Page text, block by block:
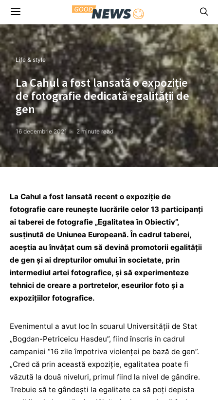
Life & style
La Cahul a fost lansată o expoziţie
de fotografie dedicată egalităţii de
gen
16 decembrie 2021 2 minute read
La Cahul a fost lansată recent o expoziție de
fotografie care reunește lucrările celor 13 participanți
ai taberei de fotografie „Egalitatea în Obiectiv”,
susţinută de Uniunea Europeană. În cadrul taberei,
aceştia au învățat cum să devină promotorii egalității
de gen și ai drepturilor omului în societate, prin
intermediul artei fotografice, și să experimenteze
tehnici de creare a portretelor, eseurilor foto și a
expozițiilor fotografice.
Evenimentul a avut loc în scuarul Universității de Stat
„Bogdan-Petriceicu Hasdeu”, fiind înscris în cadrul
campaniei “16 zile împotriva violenței pe bază de gen”.
„Cred că prin această expoziție, egalitatea poate fi
văzută la două niveluri, primul fiind la nivel de gândire.
Trebuie să te gândești la egalitate ca să poți depista